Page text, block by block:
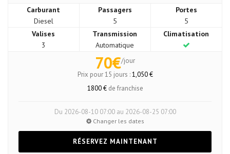
Carburant
Diesel
Passagers
5
Portes
5
Valises
3
Transmission
Automatique
Climatisation
70€/jour
Prix pour 15 jours :1,050 €
1800 € de franchise
Du 2026-08-10 07:00 au 2026-08-25 07:00
Changer les dates
RÉSERVEZ MAINTENANT